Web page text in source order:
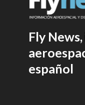
Fly
español